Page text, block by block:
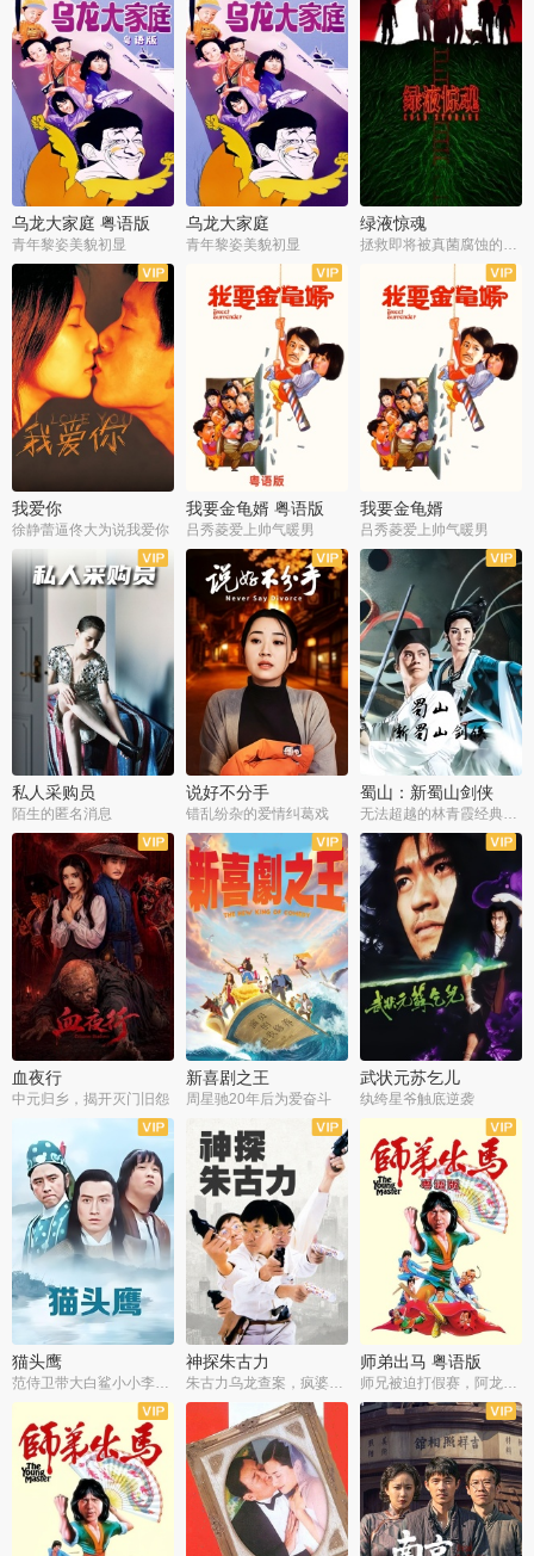
乌龙大家庭 粤语版
青年黎姿美貌初显
乌龙大家庭
青年黎姿美貌初显
绿液惊魂
拯救即将被真菌腐蚀的世界
我爱你
徐静蕾逼佟大为说我爱你
我要金龟婿 粤语版
吕秀菱爱上帅气暖男
我要金龟婿
吕秀菱爱上帅气暖男
私人采购员
陌生的匿名消息
说好不分手
错乱纷杂的爱情纠葛戏
蜀山：新蜀山剑侠
无法超越的林青霞经典角色
血夜行
中元归乡，揭开灭门旧怨
新喜剧之王
周星驰20年后为爱奋斗
武状元苏乞儿
纨绔星爷触底逆袭
猫头鹰
范侍卫带大白鲨小小李破案寻妃
神探朱古力
朱古力乌龙查案，疯婆子神助攻
师弟出马 粤语版
师兄被迫打假赛，阿龙追查斗黑帮